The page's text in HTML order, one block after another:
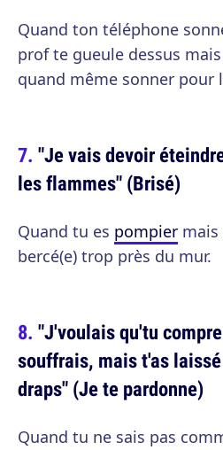
Quand ton téléphone
prof te gueule dessus
quand même sonner pour
"Je vais devoir
les flammes" (Brisé)
Quand tu es pompier
bercé(e) trop près du mur.
"J'voulais qu'tu
souffrais, mais t'as
draps" (Je te pardonne)
Quand tu ne sais pas